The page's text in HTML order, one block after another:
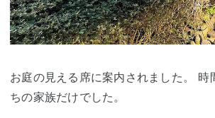
お庭の見える席に案内されました。 時
ちの家族だけでした。